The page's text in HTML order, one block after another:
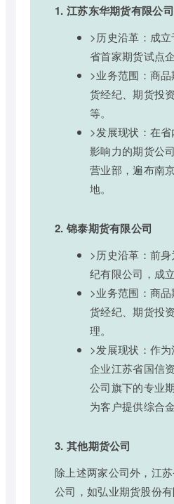
1. 江苏东华期货有限公司
>历史沿革：成
省首家期货试点企
>业务范围：商
货经纪、期货投
等。
>发展现状：在
影响力的期货公
营业部，遍布南
地。
2. 锦泰期货有限公司
>历史沿革：前
纪有限公司，成
>业务范围：商
货经纪、期货投
理。
>发展现状：作
企业江苏省国信
公司旗下的专业
为客户提供综合
3. 其他期货公司
除上述两家公司外，江
公司，如弘业期货股份